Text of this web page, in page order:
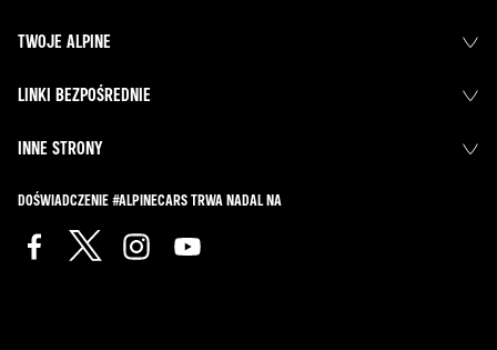
TWOJE ALPINE
LINKI BEZPOŚREDNIE
INNE STRONY
DOŚWIADCZENIE #ALPINECARS TRWA NADAL NA